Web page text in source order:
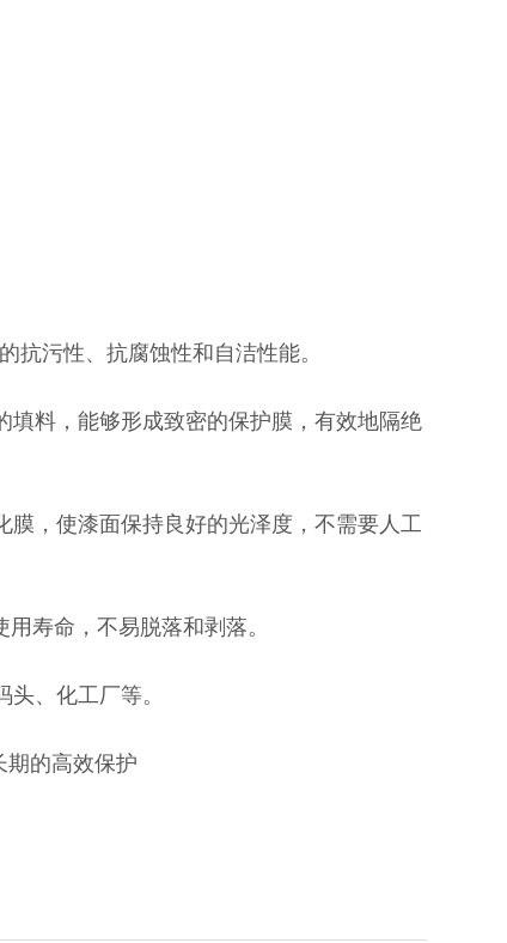
抗污性、抗腐蚀性和自洁性能。
料，能够形成致密的保护膜，有效地隔绝
，使漆面保持良好的光泽度，不需要人工
寿命，不易脱落和剥落。
、化工厂等。
期的高效保护